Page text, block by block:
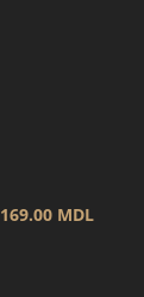
169.00 MDL